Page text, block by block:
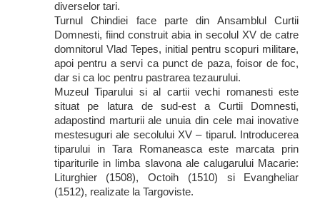
diverselor tari.
Turnul Chindiei face parte din Ansamblul Curtii
Domnesti, fiind construit abia in secolul XV de catre
domnitorul Vlad Tepes, initial pentru scopuri militare,
apoi pentru a servi ca punct de paza, foisor de foc,
dar si ca loc pentru pastrarea tezaurului.
Muzeul Tiparului si al cartii vechi romanesti este
situat pe latura de sud-est a Curtii Domnesti,
adapostind marturii ale unuia din cele mai inovative
mestesuguri ale secolului XV – tiparul. Introducerea
tiparului in Tara Romaneasca este marcata prin
tipariturile in limba slavona ale calugarului Macarie:
Liturghier (1508), Octoih (1510) si Evangheliar
(1512), realizate la Targoviste.